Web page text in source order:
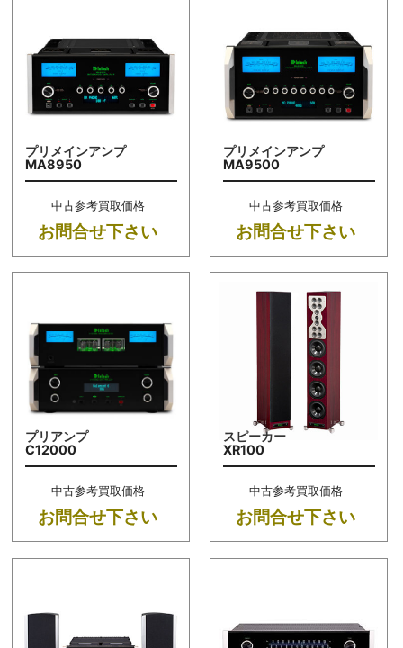
プリメインアンプ
MA8950
中古参考買取価格
お問合せ下さい
プリメインアンプ
MA9500
中古参考買取価格
お問合せ下さい
プリアンプ
C12000
中古参考買取価格
お問合せ下さい
スピーカー
XR100
中古参考買取価格
お問合せ下さい